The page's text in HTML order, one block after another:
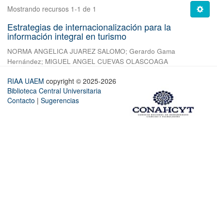
Mostrando recursos 1-1 de 1
Estrategias de internacionalización para la
información integral en turismo
NORMA ANGELICA JUAREZ SALOMO; Gerardo Gama
Hernández; MIGUEL ANGEL CUEVAS OLASCOAGA
RIAA UAEM copyright © 2025-2026
Biblioteca Central Universitaria
Contacto | Sugerencias